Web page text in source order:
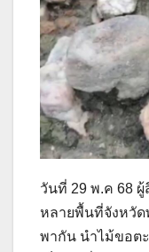
วันที่ 29 พ.ค 68
หลายพื้นที่จังหวัด
พากัน นำไม้ขอต